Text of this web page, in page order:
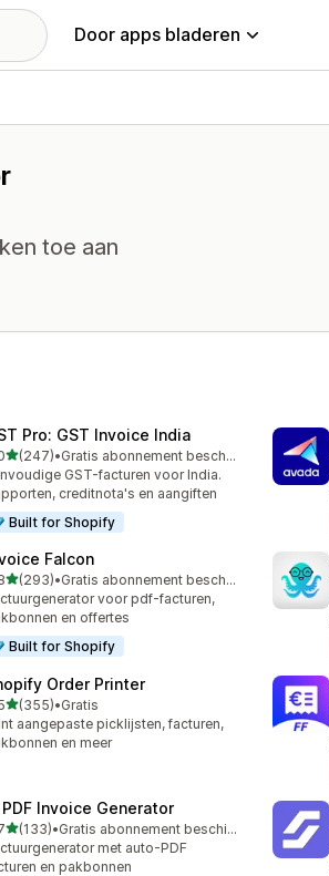
Door apps bladeren
toe aan
Pro: GST Invoice India
van 5 sterren
(247)
recensies in totaal
•
Gratis abonnement beschikbaar
GST-facturen voor India.
creditnota's en aangiften
Built for Shopify
Falcon
van 5 sterren
(293)
recensies in totaal
•
Gratis abonnement beschikbaar
voor pdf-facturen,
en offertes
Built for Shopify
Order Printer
van 5 sterren
(355)
recensies in totaal
•Gratis
aangepaste picklijsten, facturen,
en meer
PDF Invoice Generator
van 5 sterren
(133)
recensies in totaal
•
Gratis abonnement beschikbaar
met auto-PDF
en pakbonnen